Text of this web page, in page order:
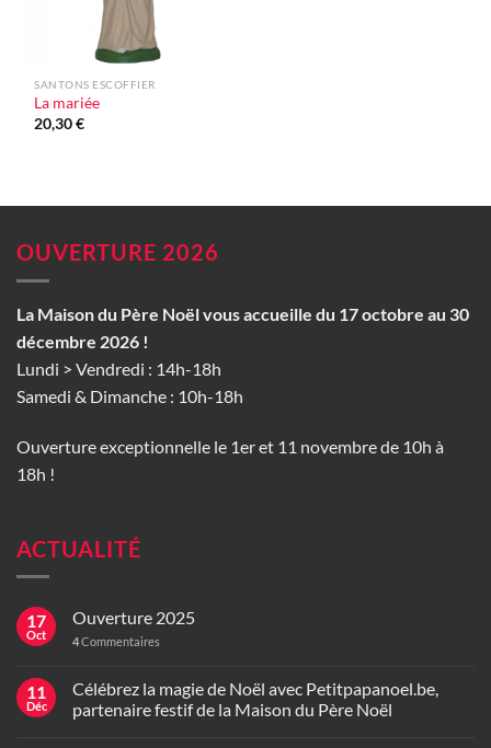
SANTONS ESCOFFIER
La mariée
20,30€
OUVERTURE 2026
La Maison du Père Noël vous accueille du 17 octobre au 30
décembre 2026 !
Lundi > Vendredi : 14h-18h
Samedi & Dimanche : 10h-18h
Ouverture exceptionnelle le 1er et 11 novembre de 10h à
18h !
ACTUALITÉ
17
Oct
Ouverture 2025
4Commentaires
11
Déc
Célébrez la magie de Noël avec Petitpapanoel.be,
partenaire festif de la Maison du Père Noël